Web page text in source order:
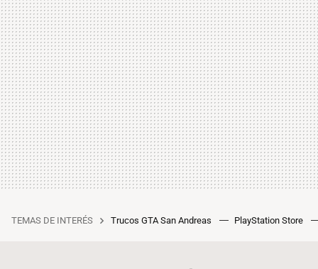
TEMAS DE INTERÉS Trucos GTA San Andreas PlayStation Store